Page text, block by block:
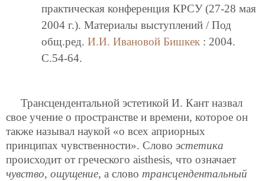
практическая конференция КРСУ (27-28 мая
2004 г.). Материалы выступлений / Под
общ.ред. И.И. Ивановой Бишкек : 2004.
C.54-64.
Трансцендентальной эстетикой И. Кант назвал
свое учение о пространстве и времени, которое он
также называл наукой «о всех априорных
принципах чувственности». Слово эстетика
происходит от греческого aisthesis, что означает
чувство, ощущение, а слово трансцендентальный